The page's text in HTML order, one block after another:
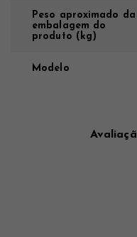
Peso aproximado da
embalagem do
produto (kg)
Modelo